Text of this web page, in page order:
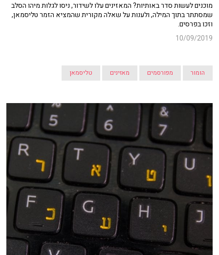
מוכנים לעשות סדר באותיות? המאזינים עלו לשידור, ניסו לגלות מיהו הסלב
שמסתתר בתוך המילה, ולענות על שאלה מקורית שהמציא הזמר טליסמאן,
וזכו בפרסים.
10/09/2019
הומור מפורסמים מאזינים טליסמאן